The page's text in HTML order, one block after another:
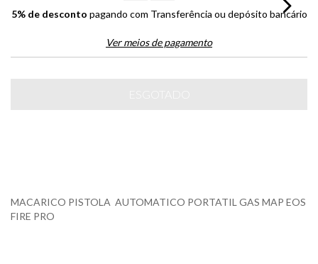
5% de desconto pagando com Transferência ou depósito bancário
Ver meios de pagamento
MACARICO PISTOLA AUTOMATICO PORTATIL GAS MAP EOS
FIRE PRO